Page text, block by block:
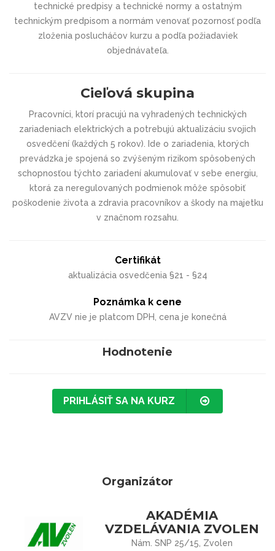
technické predpisy a technické normy a ostatným
technickým predpisom a normám venovať pozornosť podľa
zloženia poslucháčov kurzu a podľa požiadaviek
objednávateľa.
Cieľová skupina
Pracovníci, ktorí pracujú na vyhradených technických
zariadeniach elektrických a potrebujú aktualizáciu svojich
osvedčení (každých 5 rokov). Ide o zariadenia, ktorých
prevádzka je spojená so zvýšeným rizikom spôsobených
schopnosťou týchto zariadení akumulovať v sebe energiu,
ktorá za neregulovaných podmienok môže spôsobiť
poškodenie života a zdravia pracovníkov a škody na majetku
v značnom rozsahu.
Certifikát
aktualizácia osvedčenia §21 - §24
Poznámka k cene
AVZV nie je platcom DPH, cena je konečná
Hodnotenie
PRIHLÁSIŤ SA NA KURZ
Organizátor
AKADÉMIA
VZDELÁVANIA ZVOLEN
Nám. SNP 25/15, Zvolen